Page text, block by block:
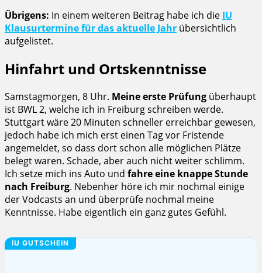
Übrigens: In einem weiteren Beitrag habe ich die IU
Klausurtermine für das aktuelle Jahr übersichtlich
aufgelistet.
Hinfahrt und Ortskenntnisse
Samstagmorgen, 8 Uhr. Meine erste Prüfung überhaupt
ist BWL 2, welche ich in Freiburg schreiben werde.
Stuttgart wäre 20 Minuten schneller erreichbar gewesen,
jedoch habe ich mich erst einen Tag vor Fristende
angemeldet, so dass dort schon alle möglichen Plätze
belegt waren. Schade, aber auch nicht weiter schlimm.
Ich setze mich ins Auto und fahre eine knappe Stunde
nach Freiburg. Nebenher höre ich mir nochmal einige
der Vodcasts an und überprüfe nochmal meine
Kenntnisse. Habe eigentlich ein ganz gutes Gefühl.
IU GUTSCHEIN